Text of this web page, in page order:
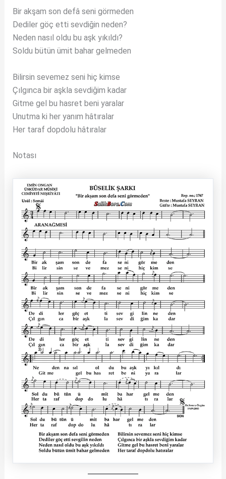
Bir akşam son defâ seni görmeden
Dediler göç etti sevdiğin neden?
Neden nasıl oldu bu aşk yıkıldı?
Soldu bütün ümit bahar gelmeden
Bilirsin sevemez seni hiç kimse
Çılgınca bir aşkla sevdiğim kadar
Gitme gel bu hasret beni yaralar
Unutma ki her yanım hâtıralar
Her taraf dopdolu hâtıralar
Notası